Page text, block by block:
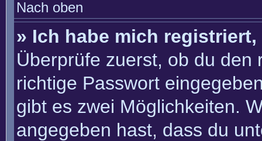
Nach oben
» Ich habe mich
Überprüfe zuerst, ob du den
richtige Passwort
gibt es zwei Möglichkeiten.
angegeben hast, dass du